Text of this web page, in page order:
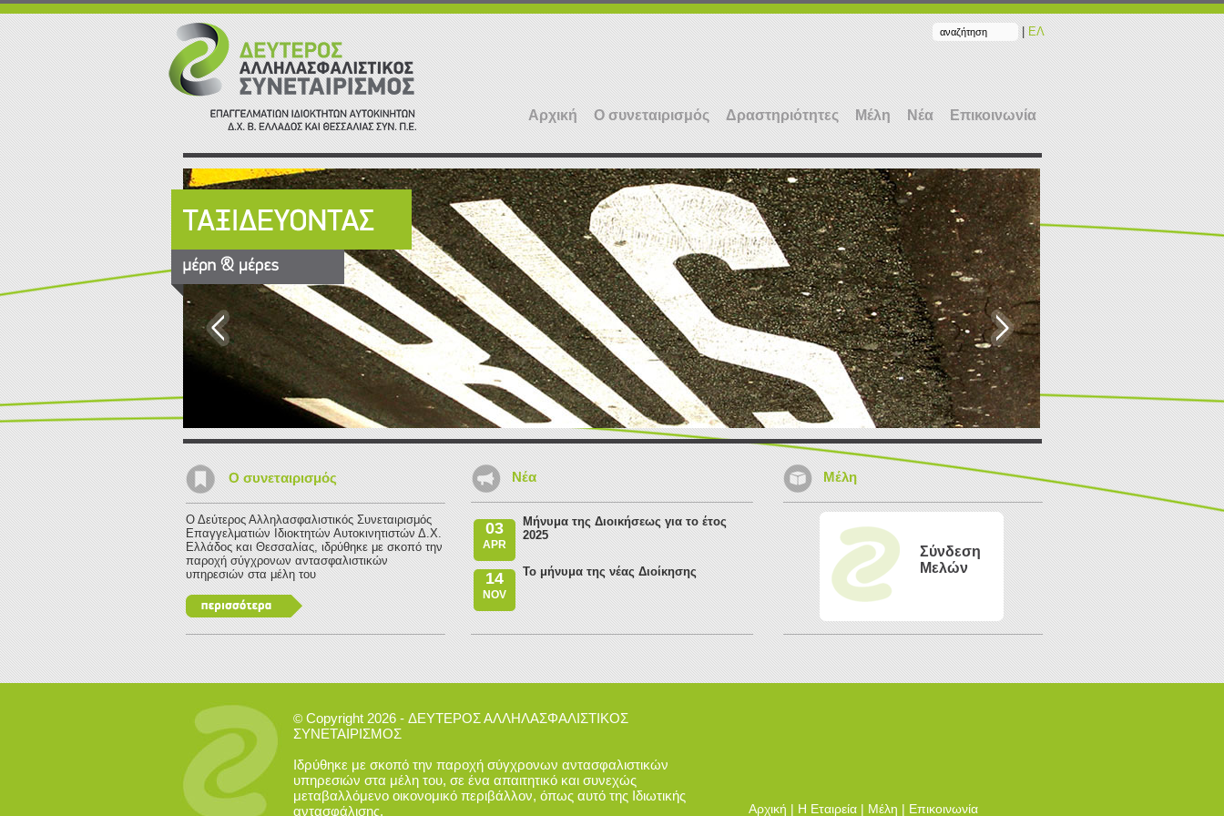
ΕΛ
Αρχική Ο συνεταιρισμός Δραστηριότητες Μέλη Νέα Επικοινωνία
Ο συνεταιρισμός
Ο Δεύτερος Αλληλασφαλιστικός Συνεταιρισμός
Επαγγελματιών Ιδιοκτητών Αυτοκινητιστών Δ.Χ.
Ελλάδος και Θεσσαλίας, ιδρύθηκε με σκοπό την
παροχή σύγχρονων αντασφαλιστικών
υπηρεσιών στα μέλη του
Νέα
03
APR
Μήνυμα της Διοικήσεως για το έτος
2025
14
NOV
Το μήνυμα της νέας Διοίκησης
Μέλη
Σύνδεση
Μελών
© Copyright 2026 - ΔΕΥΤΕΡΟΣ ΑΛΛΗΛΑΣΦΑΛΙΣΤΙΚΟΣ
ΣΥΝΕΤΑΙΡΙΣΜΟΣ
Ιδρύθηκε με σκοπό την παροχή σύγχρονων αντασφαλιστικών
υπηρεσιών στα μέλη του, σε ένα απαιτητικό και συνεχώς
μεταβαλλόμενο οικονομικό περιβάλλον, όπως αυτό της Ιδιωτικής
αντασφάλισης.
Aρχική | Η Εταιρεία | Μέλη | Επικοινωνία